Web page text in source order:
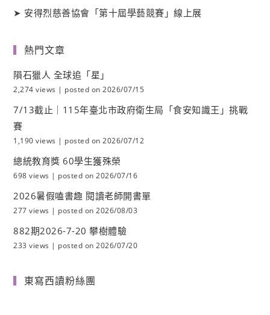
➤ 安得烈慈善協會「第十屆學藝競賽」線上展
熱門文章
隕石獵人 全球追「星」
2,274 views | posted on 2026/07/15
7/13截止｜115年臺北市政府衛生局「食安知識王」挑戰
賽
1,190 views | posted on 2026/07/12
總統教育獎 60學生獲殊榮
698 views | posted on 2026/07/16
2026暑假嗑書趣 閱讀老師開書單
277 views | posted on 2026/08/03
882期2026-7-20 攀樹體驗
233 views | posted on 2026/07/20
東寫西讀粉絲團